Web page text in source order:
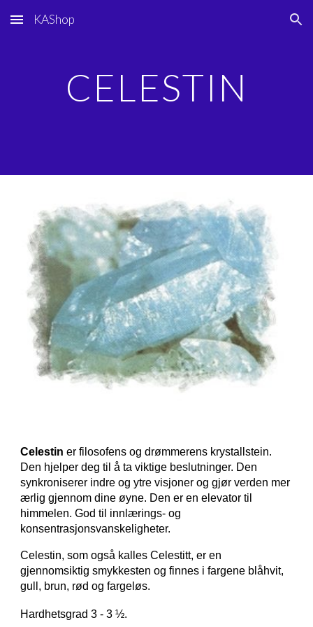
Skip to main content Skip to navigation
KAShop
CELESTIN
Celestin er filosofens og drømmerens krystallstein.
Den hjelper deg til å ta viktige beslutninger. Den
synkroniserer indre og ytre visjoner og gjør verden mer
ærlig gjennom dine øyne. Den er en elevator til
himmelen. God til innlærings- og
konsentrasjonsvanskeligheter.
Celestin, som også kallesCelestitt, er en
gjennomsiktig smykkesten og finnes i fargene b låhvit,
gull, brun, rød ogfargeløs.
Hardhetsgrad 3 - 3 ½.